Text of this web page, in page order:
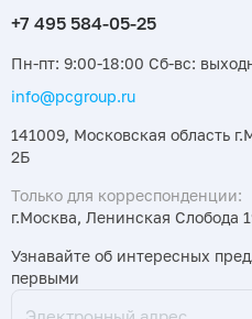
Пн-пт: 9:00-18:00 Сб-вс:
info@pcgroup.ru
141009, Московская область
2Б
Только для корреспонденции:
г.Москва, Ленинская Слобода
Узнавайте об интересных
первыми